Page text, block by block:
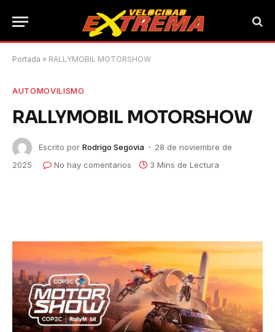
Portada » RALLYMOBIL MOTORSHOW
AUTOMOVILISMO
RALLYMOBIL MOTORSHOW
Escrito por Rodrigo Segovia
28 de noviembre de
2025
No hay comentarios 3 Mins de Lectura